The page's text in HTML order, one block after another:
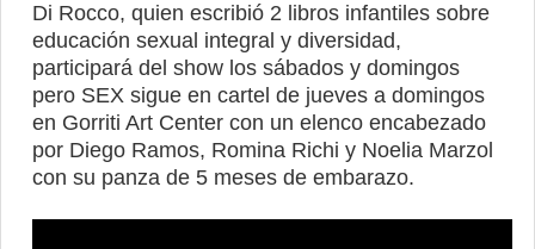
Di Rocco, quien escribió 2 libros infantiles sobre
educación sexual integral y diversidad,
participará del show los sábados y domingos
pero SEX sigue en cartel de jueves a domingos
en Gorriti Art Center con un elenco encabezado
por Diego Ramos, Romina Richi y Noelia Marzol
con su panza de 5 meses de embarazo.